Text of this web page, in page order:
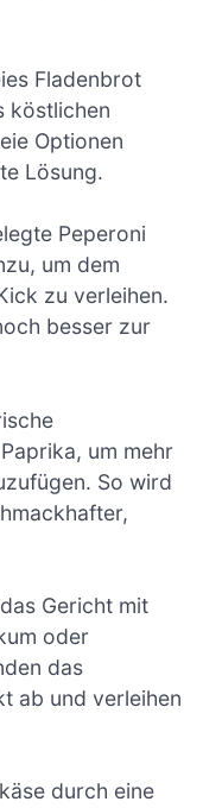
Fladenbrot
köstlichen
Optionen
Lösung.
Peperoni
um dem
zu verleihen.
besser zur
um mehr
So wird
Gericht mit
oder
das
ab und verleihen
durch eine